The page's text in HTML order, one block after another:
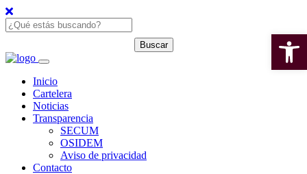
Inicio
Cartelera
Noticias
Transparencia
SECUM
OSIDEM
Aviso de privacidad
Contacto